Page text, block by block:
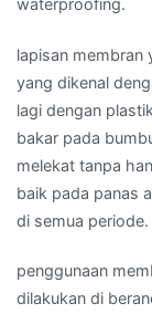
waterproofing.
lapisan membran
yang dikenal
lagi dengan
bakar pada
melekat tanpa
baik pada panas
di semua periode.
penggunaan
dilakukan di